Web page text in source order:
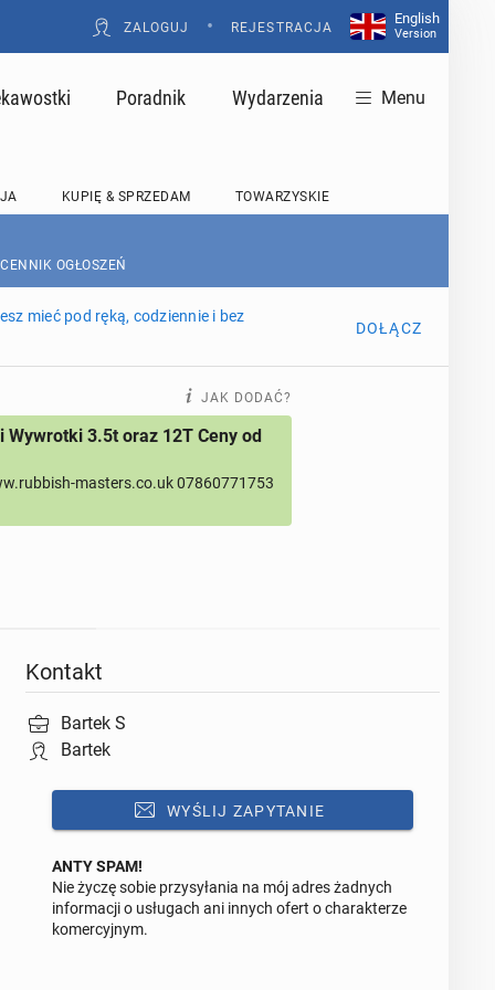
ZALOGUJ • REJESTRACJA
English
Version
Poradnik Wydarzenia Menu
KUPIĘ & SPRZEDAM TOWARZYSKIE
OGŁOSZEŃ
mieć pod ręką, codziennie i bez
DOŁĄCZ
JAK DODAĆ?
Wywrotki 3.5t oraz 12T Ceny od
masters.co.uk 07860771753
Kontakt
Bartek S
Bartek
WYŚLIJ ZAPYTANIE
Odpowiedz na ofertę tego ogłoszenia
ANTY SPAM!
Nie życzę sobie przysyłania na mój adres żadnych
informacji o usługach ani innych ofert o charakterze
komercyjnym.